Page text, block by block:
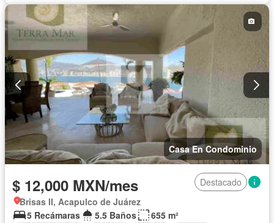
Casa En Condominio
$ 12,000 MXN/mes
Destacado
Brisas II, Acapulco de Juárez
5 Recámaras
5.5 Baños
655 m²